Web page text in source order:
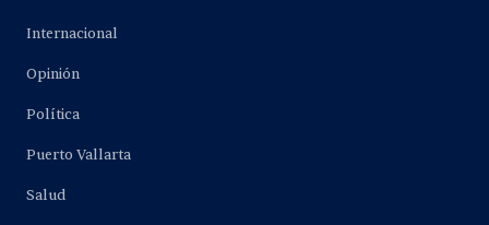
Internacional
Opinión
Política
Puerto Vallarta
Salud